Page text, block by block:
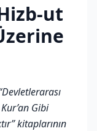
ut
Gibi
kitaplarının